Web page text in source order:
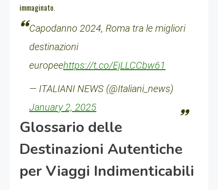
immaginato.
Capodanno 2024, Roma tra le migliori
destinazioni
europeehttps://t.co/EjLLCCbw61
— ITALIANI NEWS (@Italiani_news)
January 2, 2025
Glossario delle
Destinazioni Autentiche
per Viaggi Indimenticabili